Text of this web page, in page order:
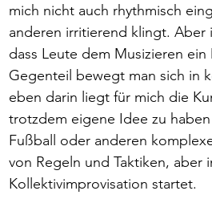
mich nicht auch rhythmisch
anderen irritierend klingt. Aber
dass Leute dem Musizieren
Gegenteil bewegt man sich in
eben darin liegt für mich die
trotzdem eigene Idee zu
Fußball oder anderen
von Regeln und Taktiken,
Kollektivimprovisation startet.